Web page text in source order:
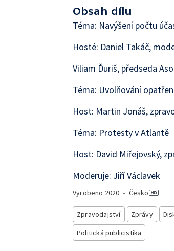
Obsah dílu
Téma: Navýšení počtu
Hosté: Daniel Takáč,
Viliam Ďuriš, předseda
Téma: Uvolňování
Host: Martin Jonáš,
Téma: Protesty v Atlantě
Host: David Miřejovský,
Moderuje: Jiří Václavek
Vyrobeno 2020 • Česko
Zpravodajství Zprávy
Politická publicistika